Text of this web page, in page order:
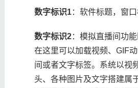
数字标识1：软件标题，窗口
数字标识2：模拟直播间功能
在这里可以加载视频、GIF
间或者文字标签。系统以视
头、各种图片及文字搭建属